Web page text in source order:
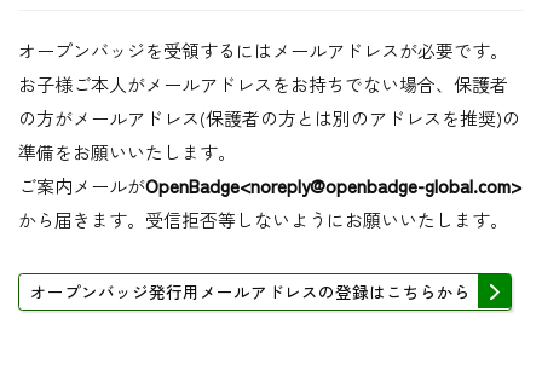
オープンバッジを受領するにはメールアドレスが必要です。
お子様ご本人がメールアドレスをお持ちでない場合、保護者
の方がメールアドレス(保護者の方とは別のアドレスを推奨)の
準備をお願いいたします。
ご案内メールがOpenBadge<noreply@openbadge-global.com>
から届きます。受信拒否等しないようにお願いいたします。
オープンバッジ発行用メールアドレスの登録はこちらから